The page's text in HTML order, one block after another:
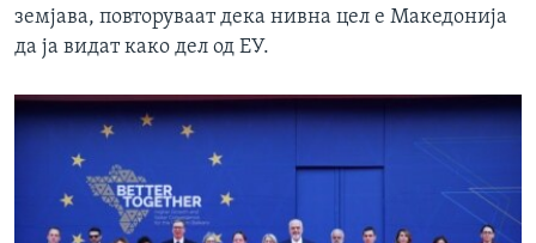
земјава, повторуваат дека нивна цел е Македонија
да ја видат како дел од ЕУ.